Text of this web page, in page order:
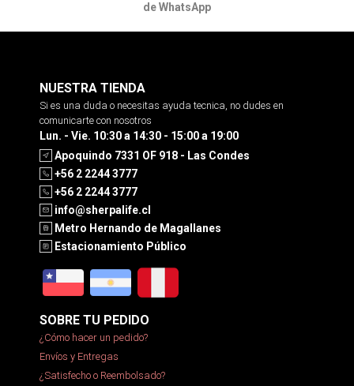
de WhatsApp
NUESTRA TIENDA
Si es una duda o necesitas ayuda tecnica, no dudes en
comunicarte con nosotros
Lun. - Vie. 10:30 a 14:30 - 15:00 a 19:00
Apoquindo 7331 OF 918 - Las Condes
+56 2 2244 3777
+56 2 2244 3777
info@sherpalife.cl
Metro Hernando de Magallanes
Estacionamiento Público
SOBRE TU PEDIDO
¿Cómo hacer un pedido?
Envíos y Entregas
¿Satisfecho o Reembolsado?